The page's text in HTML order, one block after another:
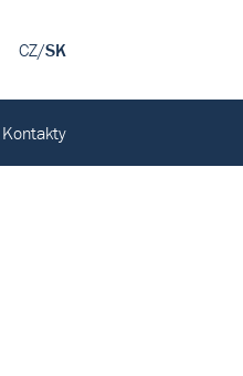
CZ/SK
Kontakty